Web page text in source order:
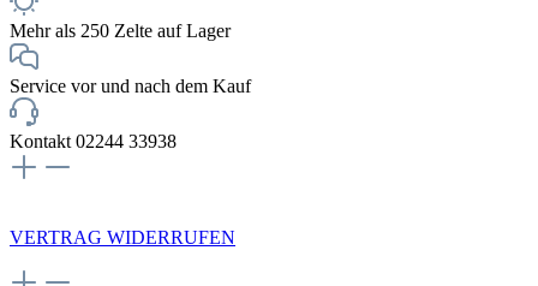
Mehr als 250 Zelte auf Lager
Service vor und nach dem Kauf
Kontakt 02244 33938
VERTRAG WIDERRUFEN